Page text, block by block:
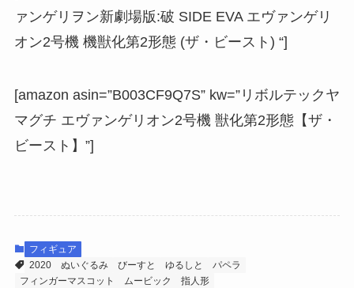
ァンゲリヲン新劇場版:破 SIDE EVA エヴァンゲリ
オン2号機 機獣化第2形態 (ザ・ビースト) “]
[amazon asin=”B003CF9Q7S” kw=”リボルテックヤ
マグチ エヴァンゲリオン2号機 獣化第2形態【ザ・
ビースト】”]
フィギュア
2020
ぬいぐるみ びーすと ゆるしと
パペラ
フィンガーマスコット
ムービック 指人形